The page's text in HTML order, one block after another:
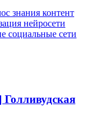
знания контент
нейросети
социальные сети